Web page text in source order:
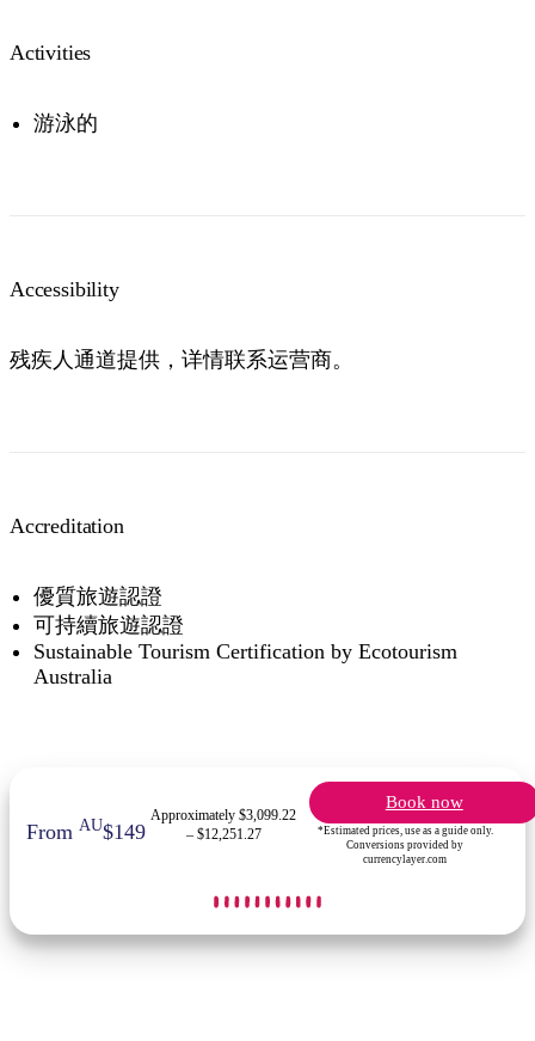
Activities
游泳的
Accessibility
残疾人通道提供，详情联系运营商。
Accreditation
優質旅遊認證
可持續旅遊認證
Sustainable Tourism Certification by Ecotourism
Australia
From AU$149
Approximately $3,099.22
– $12,251.27
Book now
*Estimated prices, use as a guide only.
Conversions provided by
currencylayer.com